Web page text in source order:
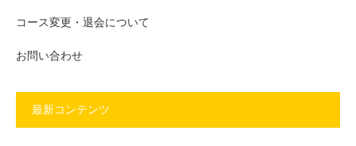
コース変更・退会について
お問い合わせ
最新コンテンツ